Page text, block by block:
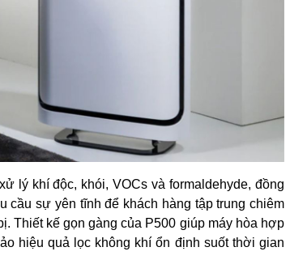
lý khí độc, khói, VOCs và formaldehyde, đồng
sự yên tĩnh để khách hàng tập trung chiêm
Thiết kế gọn gàng của P500 giúp máy hòa hợp
hiệu quả lọc không khí ổn định suốt thời gian